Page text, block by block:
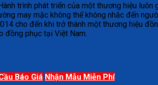
trình phát triển của một thương hiệu
may mặc không thể không nhắc đến
cho đến khi trở thành một thương hiệu
đồng phục tại Việt Nam.
Báo Giá Nhận Mẫu Miễn Phí